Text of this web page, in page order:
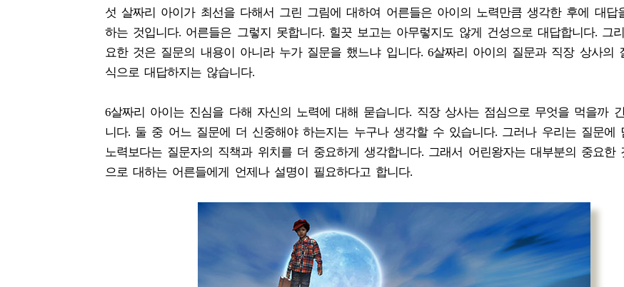
섯 살짜리 아이가 최선을 다해서 그린 그림에 대하여 어른들은 아이의 노력만큼 생각한 후에 대답
하는 것입니다. 어른들은 그렇지 못합니다. 힐끗 보고는 아무렇지도 않게 건성으로 대답합니다. 그
요한 것은 질문의 내용이 아니라 누가 질문을 했느냐 입니다. 6살짜리 아이의 질문과 직장 상사의
식으로 대답하지는 않습니다.
6살짜리 아이는 진심을 다해 자신의 노력에 대해 묻습니다. 직장 상사는 점심으로 무엇을 먹을까
니다. 둘 중 어느 질문에 더 신중해야 하는지는 누구나 생각할 수 있습니다. 그러나 우리는 질문에
노력보다는 질문자의 직책과 위치를 더 중요하게 생각합니다. 그래서 어린왕자는 대부분의 중요한
으로 대하는 어른들에게 언제나 설명이 필요하다고 합니다.